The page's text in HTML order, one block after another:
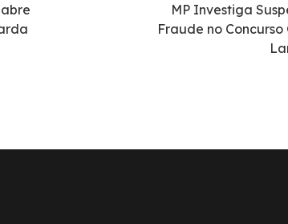
MP Investiga
Fraude no Concurso